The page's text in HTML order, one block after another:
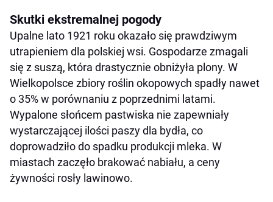
Skutki ekstremalnej pogody
Upalne lato 1921 roku okazało się prawdziwym
utrapieniem dla polskiej wsi. Gospodarze zmagali
się z suszą, która drastycznie obniżyła plony. W
Wielkopolsce zbiory roślin okopowych spadły nawet
o 35% w porównaniu z poprzednimi latami.
Wypalone słońcem pastwiska nie zapewniały
wystarczającej ilości paszy dla bydła, co
doprowadziło do spadku produkcji mleka. W
miastach zaczęło brakować nabiału, a ceny
żywności rosły lawinowo.